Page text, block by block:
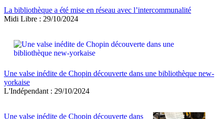
La bibliothèque a été mise en réseau avec l’intercommunalité
Midi Libre : 29/10/2024
Une valse inédite de Chopin découverte dans une bibliothèque new-
yorkaise
L'Indépendant : 29/10/2024
Une valse inédite de Chopin découverte dans